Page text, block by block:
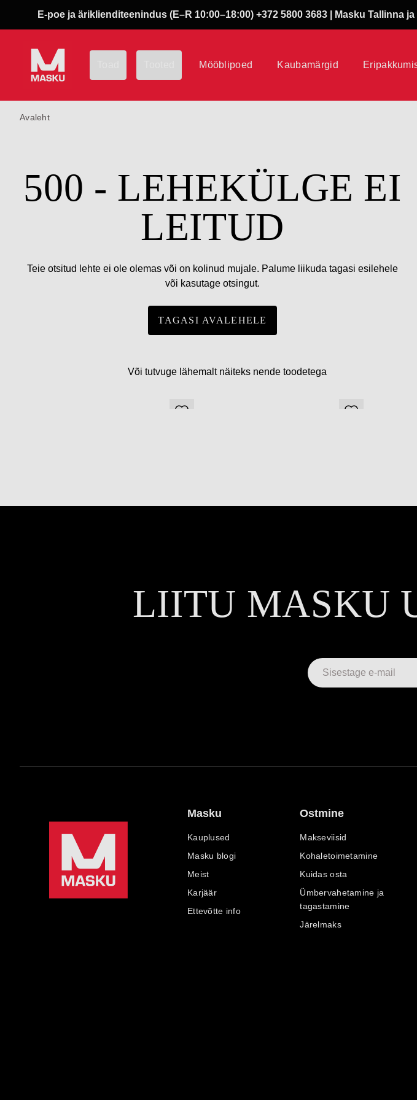
E-poe ja äriklienditeenindus (E–R 10:00–18:00) +372 5800 3683 | Masku
Mööblipoed Kaubamärgid
Avaleht
500 - LEHEKÜLGE EI
LEITUD
Teie otsitud lehte ei ole olemas või on kolinud mujale. Palume liikuda tagasi esilehele
või kasutage otsingut.
TAGASI AVALEHELE
Või tutvuge lähemalt näiteks nende toodetega
LIITU MASKU
Masku
Kauplused
Masku blogi
Meist
Karjäär
Ettevõtte info
Ostmine
Makseviisid
Kohaletoimetamine
Kuidas osta
Ümbervahetamine ja
tagastamine
Järelmaks